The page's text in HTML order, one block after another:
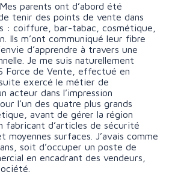
parents ont d’abord été
tenir des points de vente dans
: coiffure, bar-tabac, cosmétique,
Ils m’ont communiqué leur fibre
d’apprendre à travers une
Je me suis naturellement
Force de Vente, effectué en
exercé le métier de
acteur dans l’impression
l’un des quatre plus grands
avant de gérer la région
fabricant d’articles de sécurité
moyennes surfaces. J’avais comme
soit d’occuper un poste de
en encadrant des vendeurs,